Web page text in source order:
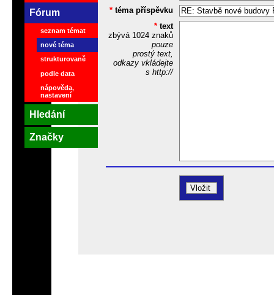
* téma příspěvku
* text
zbývá 1024znaků
pouze
prostý text,
odkazy vkládejte
s http://
Fórum
seznam témat
nové téma
strukturovaně
podle data
nápověda,
nastavení
Hledání
Značky